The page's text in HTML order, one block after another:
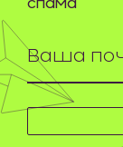
спама